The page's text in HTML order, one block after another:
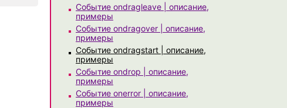
Событие ondragleave | описание,
примеры
Событие ondragover | описание,
примеры
Событие ondragstart | описание,
примеры
Событие ondrop | описание,
примеры
Событие onerror | описание,
примеры